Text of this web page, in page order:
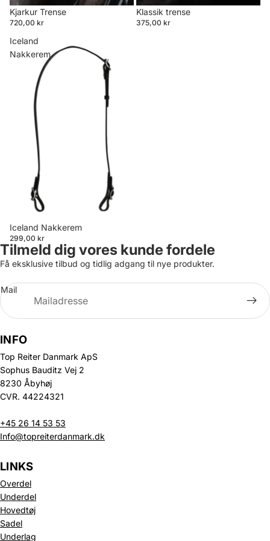
Kjarkur Trense
720,00 kr
Klassik trense
375,00 kr
Iceland
Nakkerem
Iceland Nakkerem
299,00 kr
Tilmeld dig vores kunde fordele
Få eksklusive tilbud og tidlig adgang til nye produkter.
Mail
INFO
Top Reiter Danmark ApS
Sophus Bauditz Vej 2
8230 Åbyhøj
CVR. 44224321
+45 26 14 53 53
Info@topreiterdanmark.dk
LINKS
Overdel
Underdel
Hovedtøj
Sadel
Underlag